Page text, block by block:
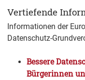
Vertiefende
Informationen der
Datenschutz-
Bessere
Bürgerinnen